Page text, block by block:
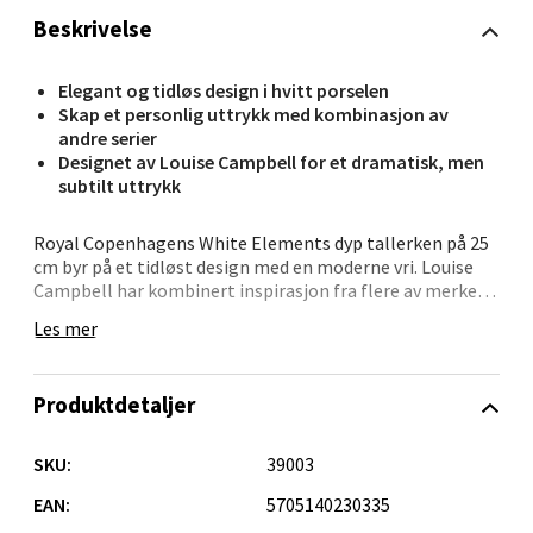
Beskrivelse
Elegant og tidløs design i hvitt porselen
Skap et personlig uttrykk med kombinasjon av
andre serier
Designet av Louise Campbell for et dramatisk, men
subtilt uttrykk
Royal Copenhagens White Elements dyp tallerken på 25
cm byr på et tidløst design med en moderne vri. Louise
Campbell har kombinert inspirasjon fra flere av merkets
klassiske med det nyskapende. Den hvite glasuren og de
som supper, gryter og nudelretter. Den står støtt alene i
kreative kombinasjoner med Multicoloured Elements og
Les mer
Produktdetaljer
SKU:
39003
EAN:
5705140230335
0 i butikk
Oppdal - Aunasenteret
Aunasenteret, Sunndalsvegen 3, 7340 Oppdal
Åpent i dag 10-19
0 i butikk
Orkanger - Thon Senter Orkanger